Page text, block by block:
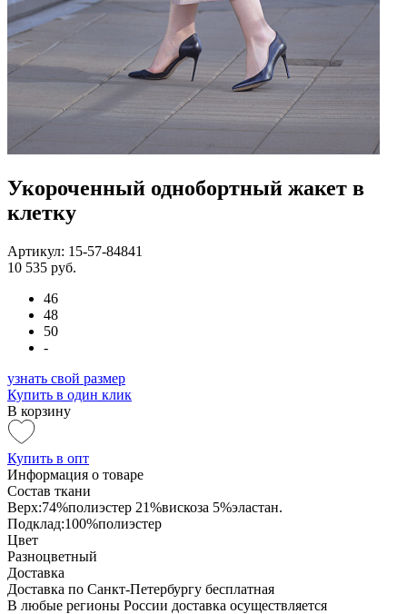
Укороченный однобортный жакет в
клетку
Артикул: 15-57-84841
10 535 руб.
46
48
50
-
узнать свой размер
Купить в один клик
В корзину
Купить в опт
Информация о товаре
Состав ткани
Верх:74%полиэстер 21%вискоза 5%эластан.
Подклад:100%полиэстер
Цвет
Разноцветный
Доставка
Доставка по Санкт-Петербургу бесплатная
В любые регионы России доставка осуществляется